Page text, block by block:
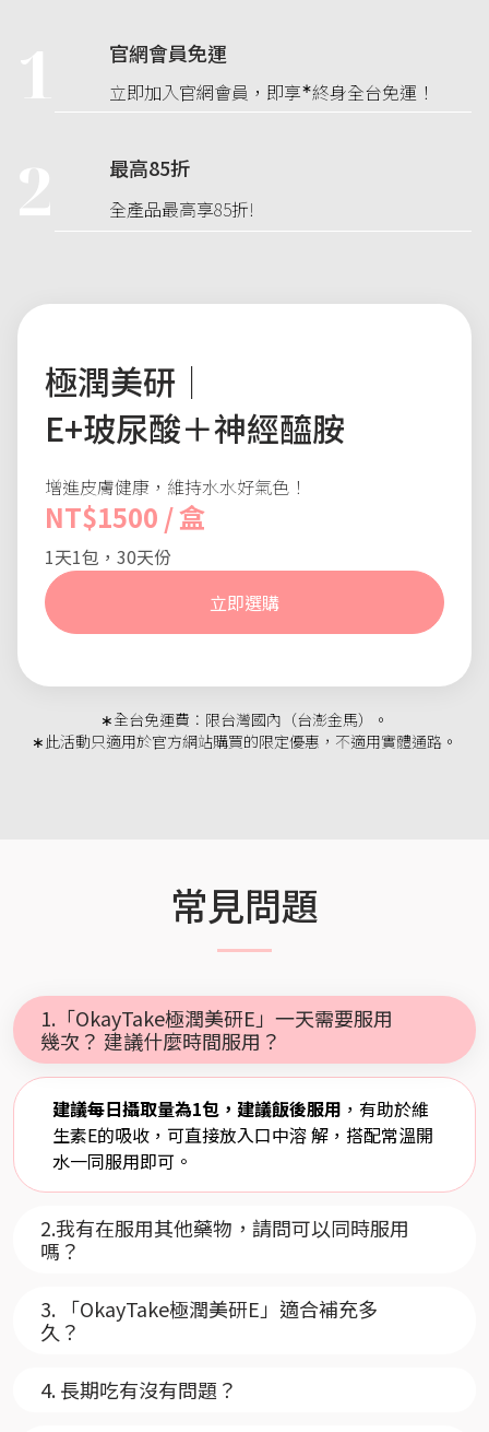
官網會員免運
立即加入官網會員，即享∗終身全台免運！
最高85折
全產品最高享85折!
極潤美研｜
E+玻尿酸＋神經醯胺
增進皮膚健康，維持水水好氣色！
NT$1500 / 盒
1天1包，30天份
立即選購
∗全台免運費：限台灣國內（台澎金馬）。
∗此活動只適用於官方網站購買的限定優惠，不適用實體通路。
常見問題
1.「OkayTake極潤美研E」一天需要服用
幾次？ 建議什麼時間服用？
建議每日攝取量為1包，建議飯後服用 ，有助於維
生素E的吸收，可直接放入口中溶 解，搭配常溫開
水一同服用即可。
2.我有在服用其他藥物，請問可以同時服用
嗎？
3. 「OkayTake極潤美研E」適合補充多
久？
4. 長期吃有沒有問題？